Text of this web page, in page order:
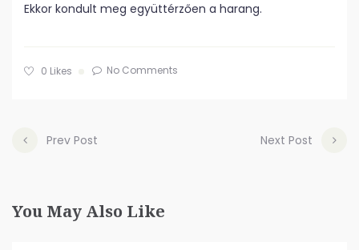
Ekkor kondult meg együttérzően a harang.
0 Likes No Comments
Prev Post Next Post
You May Also Like